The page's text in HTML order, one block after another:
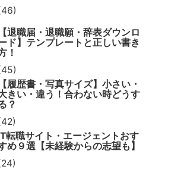
【退職届・退職願・辞表ダウンロ
ド】テンプレートと正しい書き
！
【履歴書・写真サイズ】小さい・
きい・違う！合わない時どうす
？
転職サイト・エージェントおす
め９選【未経験からの志望も】